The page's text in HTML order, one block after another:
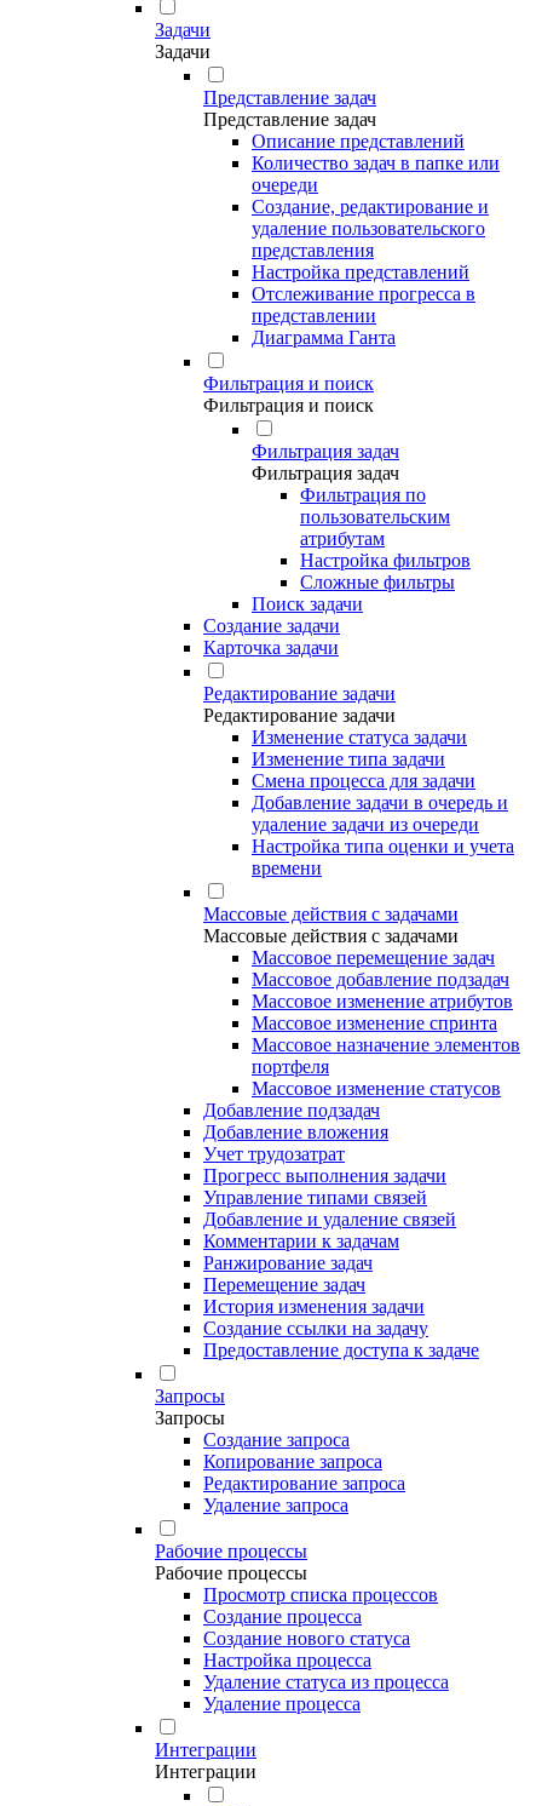
Задачи
Задачи
Представление задач
Представление задач
Описание представлений
Количество задач в папке или
очереди
Создание, редактирование и
удаление пользовательского
представления
Настройка представлений
Отслеживание прогресса в
представлении
Диаграмма Ганта
Фильтрация и поиск
Фильтрация и поиск
Фильтрация задач
Фильтрация задач
Фильтрация по
пользовательским
атрибутам
Настройка фильтров
Сложные фильтры
Поиск задачи
Создание задачи
Карточка задачи
Редактирование задачи
Редактирование задачи
Изменение статуса задачи
Изменение типа задачи
Смена процесса для задачи
Добавление задачи в очередь и
удаление задачи из очереди
Настройка типа оценки и учета
времени
Массовые действия с задачами
Массовые действия с задачами
Массовое перемещение задач
Массовое добавление подзадач
Массовое изменение атрибутов
Массовое изменение спринта
Массовое назначение элементов
портфеля
Массовое изменение статусов
Добавление подзадач
Добавление вложения
Учет трудозатрат
Прогресс выполнения задачи
Управление типами связей
Добавление и удаление связей
Комментарии к задачам
Ранжирование задач
Перемещение задач
История изменения задачи
Создание ссылки на задачу
Предоставление доступа к задаче
Запросы
Запросы
Создание запроса
Копирование запроса
Редактирование запроса
Удаление запроса
Рабочие процессы
Рабочие процессы
Просмотр списка процессов
Создание процесса
Создание нового статуса
Настройка процесса
Удаление статуса из процесса
Удаление процесса
Интеграции
Интеграции